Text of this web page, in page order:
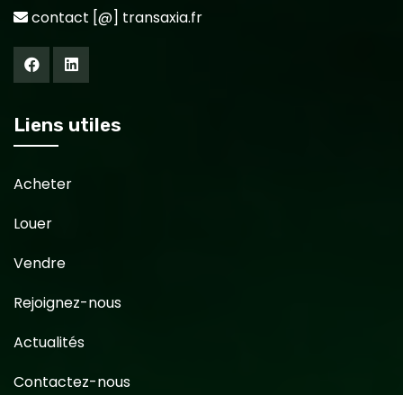
contact [@] transaxia.fr
Liens utiles
Acheter
Louer
Vendre
Rejoignez-nous
Actualités
Contactez-nous